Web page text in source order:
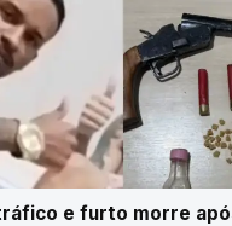
e furto morre